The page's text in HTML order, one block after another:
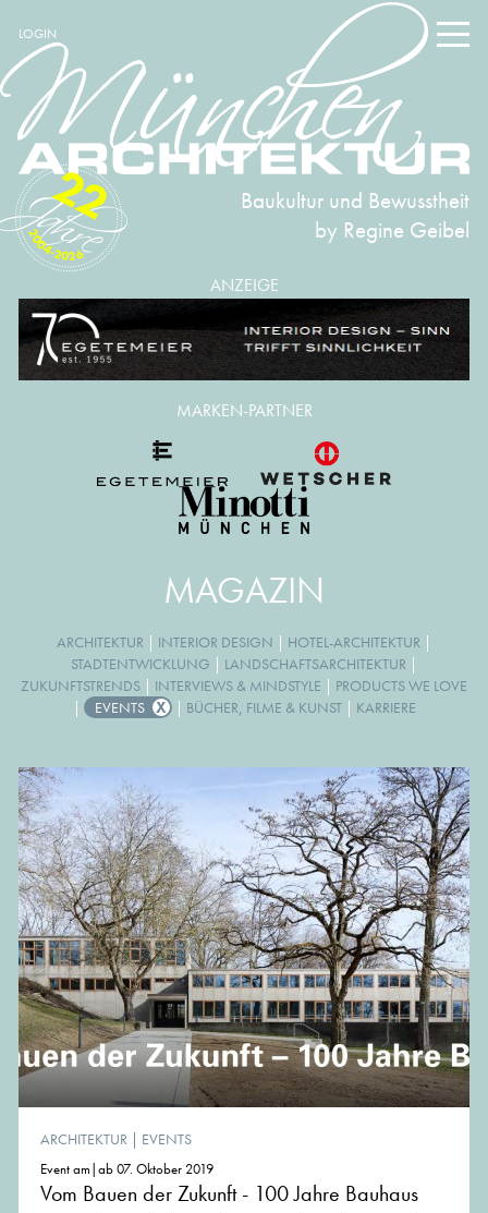
LOGIN
Baukultur und Bewusstheit
by Regine Geibel
2004-2026
22
ANZEIGE
MAGAZIN
ARCHITEKTUR | INTERIOR DESIGN | HOTEL-ARCHITEKTUR |
STADTENTWICKLUNG | LANDSCHAFTSARCHITEKTUR |
ZUKUNFTSTRENDS | INTERVIEWS & MINDSTYLE | PRODUCTS WE LOVE
|
EVENTS | BÜCHER, FILME & KUNST| KARRIERE
ARCHITEKTUR | EVENTS
Event am|ab 07. Oktober 2019
Vom Bauen der Zukunft - 100 Jahre Bauhaus